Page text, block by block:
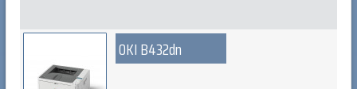
OKI B432dn